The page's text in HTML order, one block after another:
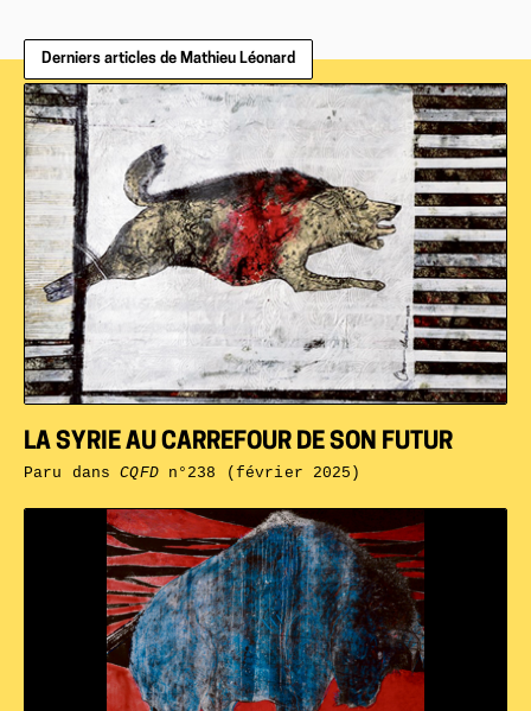
Derniers articles de Mathieu Léonard
LA SYRIE AU CARREFOUR DE SON FUTUR
Paru dansCQFDn°238 (février 2025)